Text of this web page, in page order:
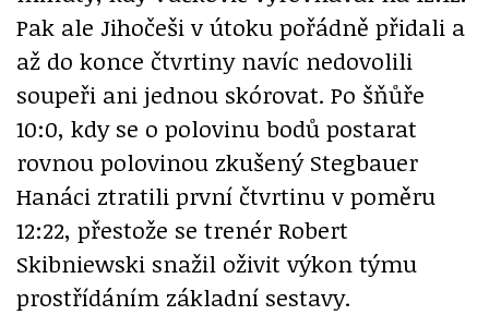
Pak ale Jihočeši v útoku pořádně přidali a
až do konce čtvrtiny navíc nedovolili
soupeři ani jednou skórovat. Po šňůře
10:0, kdy se o polovinu bodů postarat
rovnou polovinou zkušený Stegbauer
Hanáci ztratili první čtvrtinu v poměru
12:22, přestože se trenér Robert
Skibniewski snažil oživit výkon týmu
prostřídáním základní sestavy.